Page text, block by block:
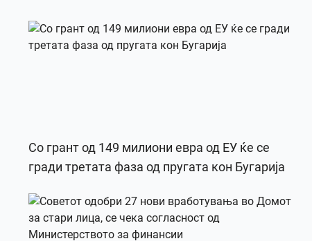
Со грант од 149 милиони евра од ЕУ ќе се
гради третата фаза од пругата кон Бугарија